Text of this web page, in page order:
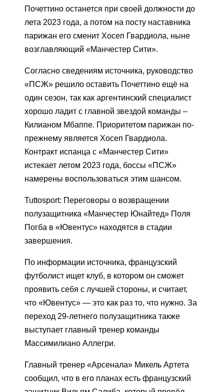
Почеттино останется при своей должности до
лета 2023 года, а потом на посту наставника
парижан его сменит Хосеп Гвардиола, ныне
возглавляющий «Манчестер Сити».
Согласно сведениям источника, руководство
«ПСЖ» решило оставить Почеттино ещё на
один сезон, так как аргентинский специалист
хорошо ладит с главной звездой команды –
Килианом Мбаппе. Приоритетом парижан по-
прежнему является Хосеп Гвардиола.
Контракт испанца с «Манчестер Сити»
истекает летом 2023 года, боссы «ПСЖ»
намерены воспользоваться этим шансом.
Tuttosport: Переговоры о возвращении
полузащитника «Манчестер Юнайтед» Поля
Погба в «Ювентус» находятся в стадии
завершения.
По информации источника, французский
футболист ищет клуб, в котором он сможет
проявить себя с лучшей стороны, и считает,
что «Ювентус» — это как раз то, что нужно. За
переход 29-летнего полузащитника также
выступает главный тренер команды
Массимилиано Аллегри.
Главный тренер «Арсенала» Микель Артета
сообщил, что в его планах есть французский